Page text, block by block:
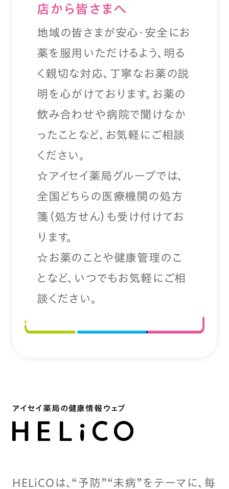
店から皆さまへ
地域の皆さまが安心・安全にお
薬を服用いただけるよう、明る
く親切な対応、丁寧なお薬の説
明を心がけております。お薬の
飲み合わせや病院で聞けなか
ったことなど、お気軽にご相談
ください。
☆アイセイ薬局グループでは、
全国どちらの医療機関の処方
箋（処方せん）も受け付けてお
ります。
☆お薬のことや健康管理のこ
となど、いつでもお気軽にご相
談ください。
アイセイ薬局の健康情報ウェブ
HELiCOは、“予防”“未病”をテーマに、毎